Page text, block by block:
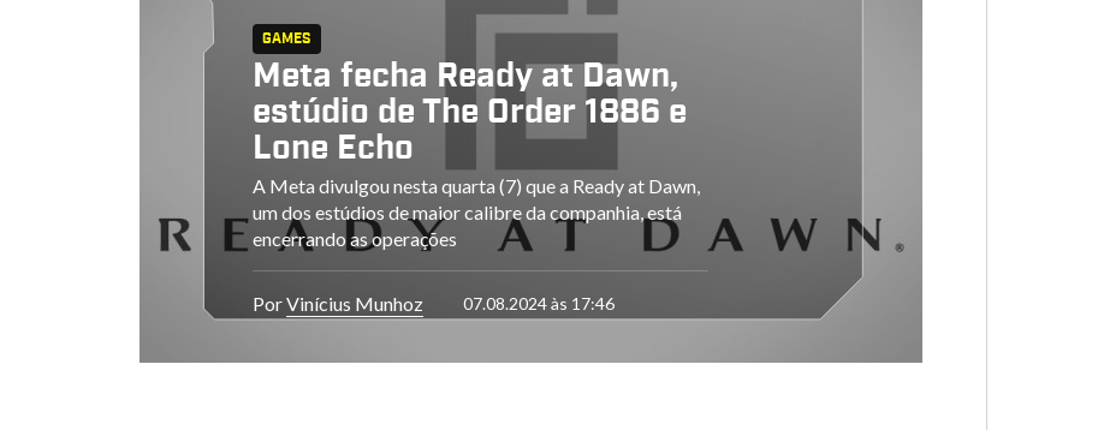
GAMES
Meta fecha Ready at Dawn,
estúdio de The Order 1886 e
Lone Echo
A Meta divulgou nesta quarta (7) que a Ready at Dawn,
um dos estúdios de maior calibre da companhia, está
encerrando as operações
PorVinícius Munhoz 07.08.2024 às 17:46